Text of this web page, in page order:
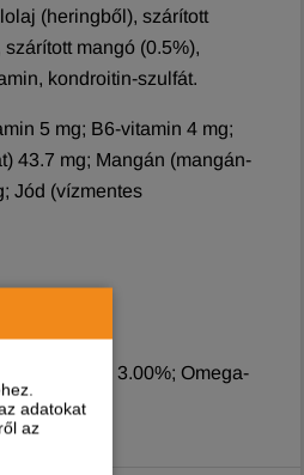
adatokat
az
(heringből), szárított
mangó (0.5%),
kondroitin-szulfát.
5 mg; B6-vitamin 4 mg;
43.7 mg; Mangán (mangán-
Jód (vízmentes
Omega-6 3.00%; Omega-